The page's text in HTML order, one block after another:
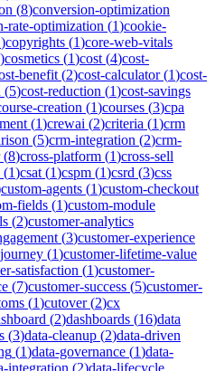
(8)conversion-optimization
rate-optimization (1)cookie-
)copyrights (1)core-web-vitals
)cosmetics (1)cost (4)cost-
benefit (2)cost-calculator(1)cost-
(5)cost-reduction (1)cost-savings
creation (1)courses (3)cpa
(1)crewai (2)criteria (1)crm
(5)crm-integration (2)crm-
(8)cross-platform (1)cross-sell
(1)csat (1)cspm (1)csrd (3)css
custom-agents (1)custom-checkout
fields (1)custom-module
(2)customer-analytics
(3)customer-experience
(1)customer-lifetime-value
satisfaction (1)customer-
(7)customer-success (5)customer-
(1)cutover(2)cx
(2)dashboards (16)data
(3)data-cleanup (2)data-driven
(1)data-governance (1)data-
integration (2)data-lifecycle